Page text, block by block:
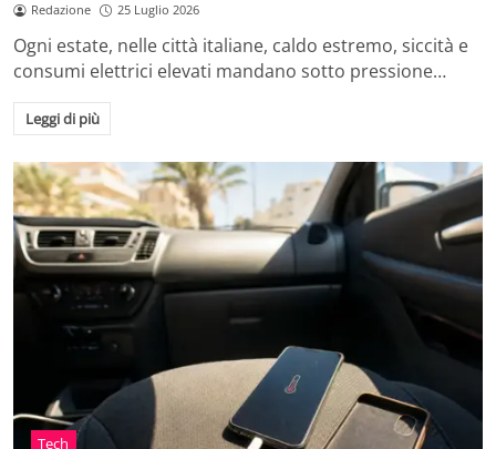
Redazione 25 Luglio 2026
Ogni estate, nelle città italiane, caldo estremo, siccità e
consumi elettrici elevati mandano sotto pressione…
Leggi di più
Tech